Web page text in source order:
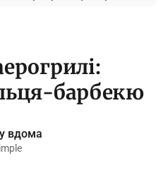
барбекю
вдома